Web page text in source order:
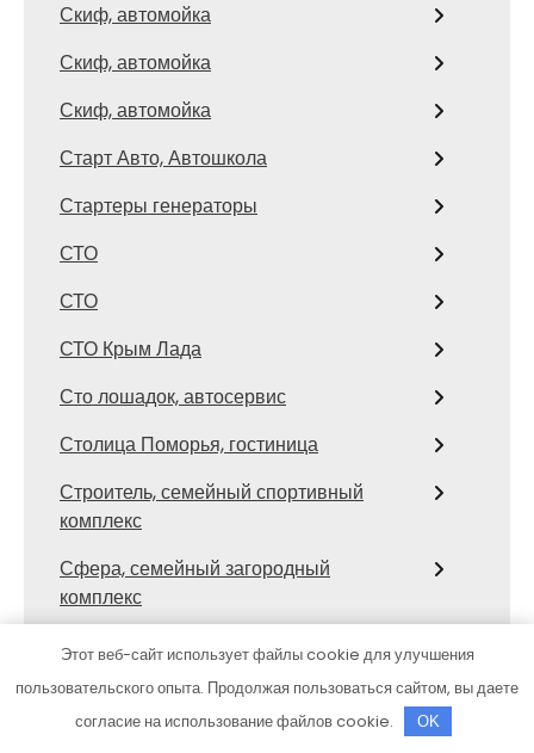
Скиф, автомойка
Скиф, автомойка
Скиф, автомойка
Старт Авто, Автошкола
Стартеры генераторы
СТО
СТО
СТО Крым Лада
Сто лошадок, автосервис
Столица Поморья, гостиница
Строитель, семейный спортивный
комплекс
Сфера, семейный загородный
комплекс
Сход развал
Сход-развал, Шиномонтаж
Этот веб-сайт использует файлы cookie для улучшения
пользовательского опыта. Продолжая пользоваться сайтом, вы даете
согласие на использование файлов cookie.
OK